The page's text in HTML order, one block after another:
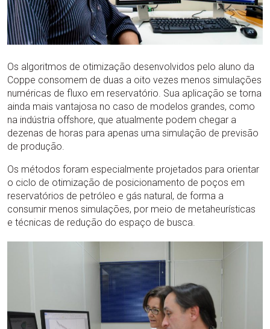
Os algoritmos de otimização desenvolvidos pelo aluno da
Coppe consomem de duas a oito vezes menos simulações
numéricas de fluxo em reservatório. Sua aplicação se torna
ainda mais vantajosa no caso de modelos grandes, como
na indústria offshore, que atualmente podem chegar a
dezenas de horas para apenas uma simulação de previsão
de produção.
Os métodos foram especialmente projetados para orientar
o ciclo de otimização de posicionamento de poços em
reservatórios de petróleo e gás natural, de forma a
consumir menos simulações, por meio de metaheurísticas
e técnicas de redução do espaço de busca.